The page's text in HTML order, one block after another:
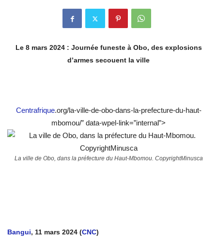
Le 8 mars 2024 : Journée funeste à Obo, des explosions
d’armes secouent la ville
Centrafrique.org/la-ville-de-obo-dans-la-prefecture-du-haut-
mbomou/” data-wpel-link=”internal”>
La ville de Obo, dans la préfecture du Haut-Mbomou. CopyrightMinusca
Bangui, 11 mars 2024 (CNC)